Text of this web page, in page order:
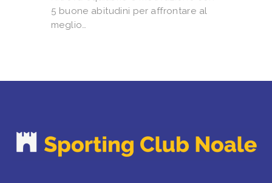
5 buone abitudini per affrontare al
meglio…